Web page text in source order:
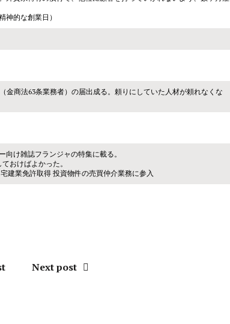
神的な創業日）
金商法63条業務者）の届出成る。頼りにしていた人材が頼れなくな
向け雑誌フランジャの特集に載る。
おけばよかった。
建業免許取得 投資物件の売買仲介業務に参入
Next post